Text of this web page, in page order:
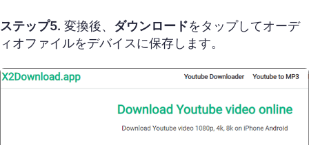
ステップ5. 変換後、 ダウンロードをタップしてオーデ
ィオファイルをデバイスに保存します。